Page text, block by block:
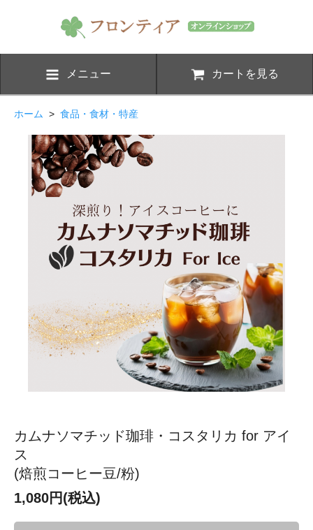
メニュー カートを見る
ホーム > 食品・食材・特産
カムナソマチッド珈琲・コスタリカ for アイ
ス
(焙煎コーヒー豆/粉)
1,080円(税込)